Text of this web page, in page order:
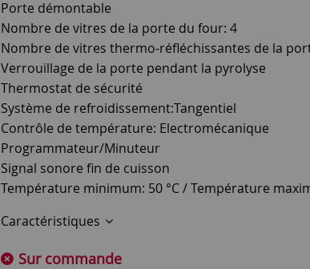
Porte démontable
Nombre de vitres de la porte du four: 4
Nombre de vitres thermo-réfléchissantes de la
Verrouillage de la porte pendant la pyrolyse
Thermostat de sécurité
Système de refroidissement:Tangentiel
Contrôle de température: Electromécanique
Programmateur/Minuteur
Signal sonore fin de cuisson
Température minimum: 50 °C / Température
Caractéristiques
Sur commande